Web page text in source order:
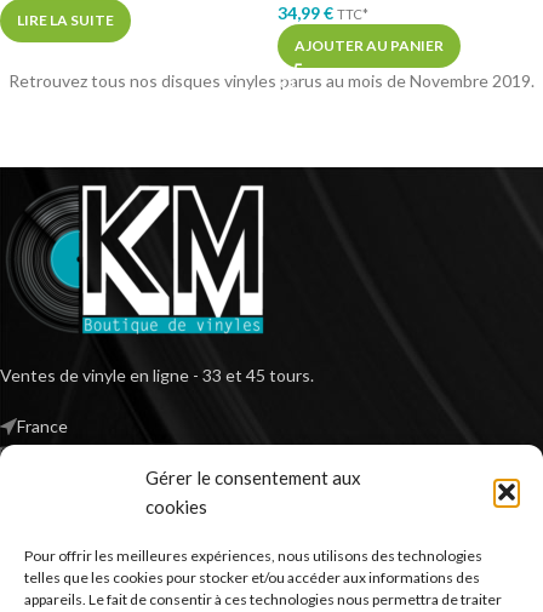
Gérer le consentement aux
cookies
Pour offrir les meilleures expériences, nous utilisons des technologies
telles que les cookies pour stocker et/ou accéder aux informations des
appareils. Le fait de consentir à ces technologies nous permettra de traiter
LIRE LA SUITE 34,99€ TTC*
AJOUTER AU PANIER
Retrouvez tous nos disques vinyles parus au mois de Novembre 2019.
Ventes de vinyle en ligne - 33 et 45 tours.
France
*TVA non applicable – article 293 B du CGI